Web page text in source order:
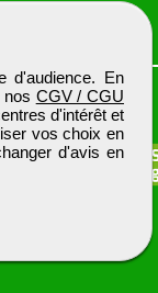
d'audience. En
nos CGV / CGU
d'intérêt et
vos choix en
d'avis en